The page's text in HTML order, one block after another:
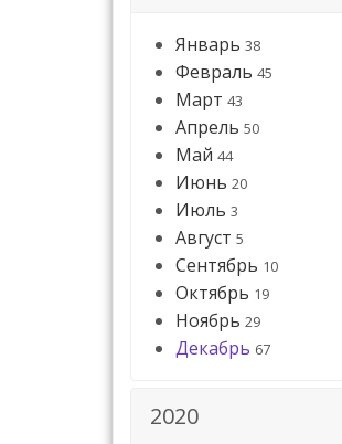
Январь 38
Февраль 45
Март 43
Апрель 50
Май 44
Июнь 20
Июль 3
Август 5
Сентябрь 10
Октябрь 19
Ноябрь 29
Декабрь 67
2020